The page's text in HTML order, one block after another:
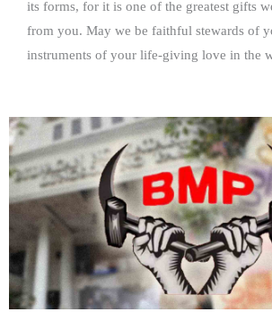
its forms, for it is one of the greatest gifts
from you. May we be faithful stewards of
instruments of your life-giving love in the